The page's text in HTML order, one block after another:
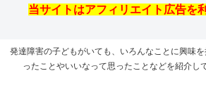
当サイトはアフィリエイト広告を
発達障害の子どもがいても、いろんなことに興味
ったことやいいなって思ったことなどを紹介し